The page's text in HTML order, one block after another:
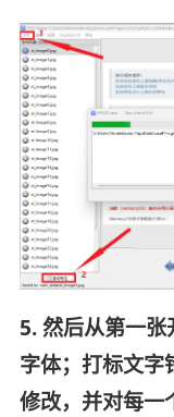
5. 然后从第一
字体；打标文字
修改，并对每一